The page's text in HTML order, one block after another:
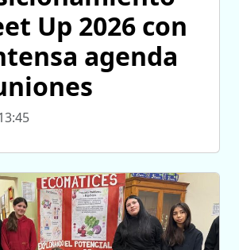
Up 2026 con
agenda